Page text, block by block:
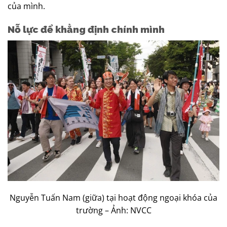
của mình.
Nỗ lực để khẳng định chính mình
Nguyễn Tuấn Nam (giữa) tại hoạt động ngoại khóa của
trường – Ảnh: NVCC